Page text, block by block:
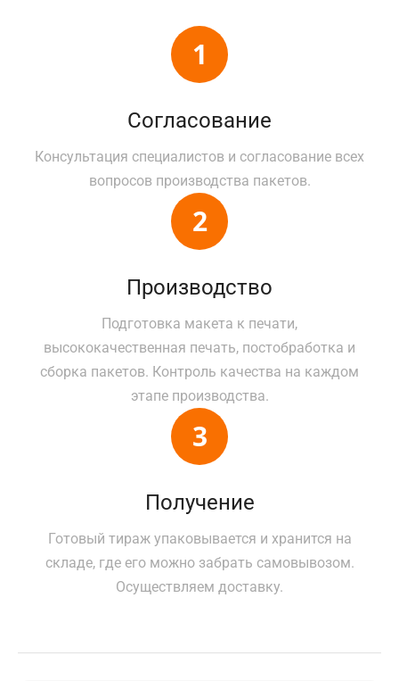
Согласование
Консультация специалистов и согласование всех
вопросов производства пакетов.
Производство
Подготовка макета к печати,
высококачественная печать, постобработка и
сборка пакетов. Контроль качества на каждом
этапе производства.
Получение
Готовый тираж упаковывается и хранится на
складе, где его можно забрать самовывозом.
Осуществляем доставку.